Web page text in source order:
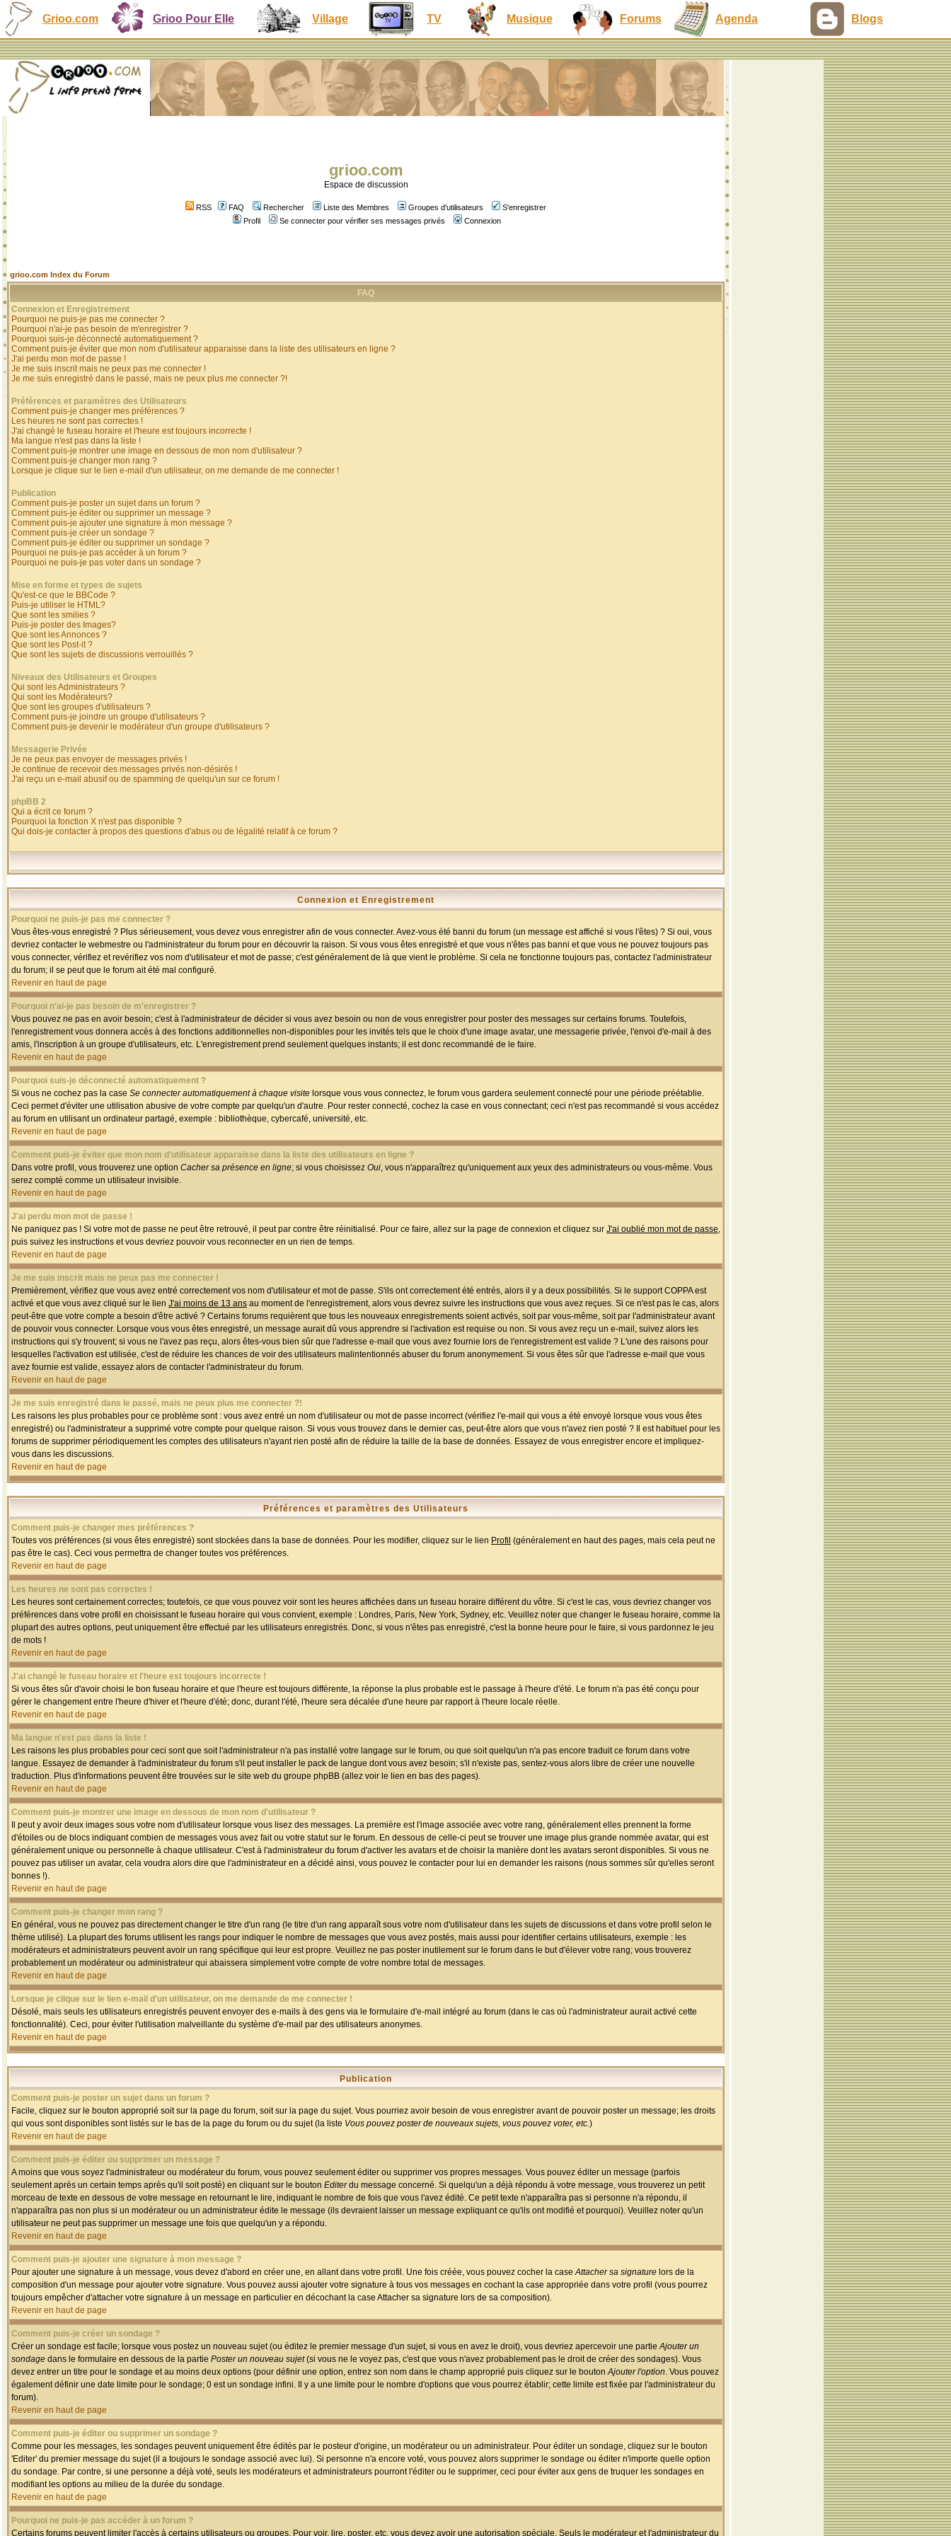
Grioo.com Grioo Pour Elle Village TV Musique Forums Agenda Blogs
grioo.com
Espace de discussion
RSS FAQ Rechercher Liste des Membres Groupes d'utilisateurs
S'enregistrer
Profil
Se connecter pour vérifier ses messages privés Connexion
grioo.com Index du Forum
FAQ
Connexion et Enregistrement
Pourquoi ne puis-je pas me connecter ?
Pourquoi n'ai-je pas besoin de m'enregistrer ?
Pourquoi suis-je déconnecté automatiquement ?
Comment puis-je éviter que mon nom d'utilisateur apparaisse dans la liste des utilisateurs en ligne ?
J'ai perdu mon mot de passe !
Je me suis inscrit mais ne peux pas me connecter !
Je me suis enregistré dans le passé, mais ne peux plus me connecter ?!
Préférences et paramètres des Utilisateurs
Comment puis-je changer mes préférences ?
Les heures ne sont pas correctes !
J'ai changé le fuseau horaire et l'heure est toujours incorrecte !
Ma langue n'est pas dans la liste !
Comment puis-je montrer une image en dessous de mon nom d'utilisateur ?
Comment puis-je changer mon rang ?
Lorsque je clique sur le lien e-mail d'un utilisateur, on me demande de me connecter !
Publication
Comment puis-je poster un sujet dans un forum ?
Comment puis-je éditer ou supprimer un message ?
Comment puis-je ajouter une signature à mon message ?
Comment puis-je créer un sondage ?
Comment puis-je éditer ou supprimer un sondage ?
Pourquoi ne puis-je pas accéder à un forum ?
Pourquoi ne puis-je pas voter dans un sondage ?
Mise en forme et types de sujets
Qu'est-ce que le BBCode ?
Puis-je utiliser le HTML?
Que sont les smilies ?
Puis-je poster des Images?
Que sont les Annonces ?
Que sont les Post-it ?
Que sont les sujets de discussions verrouillés ?
Niveaux des Utilisateurs et Groupes
Qui sont les Administrateurs ?
Qui sont les Modérateurs?
Que sont les groupes d'utilisateurs ?
Comment puis-je joindre un groupe d'utilisateurs ?
Comment puis-je devenir le modérateur d'un groupe d'utilisateurs ?
Messagerie Privée
Je ne peux pas envoyer de messages privés !
Je continue de recevoir des messages privés non-désirés !
J'ai reçu un e-mail abusif ou de spamming de quelqu'un sur ce forum !
phpBB 2
Qui a écrit ce forum ?
Pourquoi la fonction X n'est pas disponible ?
Qui dois-je contacter à propos des questions d'abus ou de légalité relatif à ce forum ?
Connexion et Enregistrement
Pourquoi ne puis-je pas me connecter ?
Vous êtes-vous enregistré ? Plus sérieusement, vous devez vous enregistrer afin de vous connecter. Avez-vous été banni du forum (un message est affiché si vous l'êtes) ? Si oui, vous
devriez contacter le webmestre ou l'administrateur du forum pour en découvrir la raison. Si vous vous êtes enregistré et que vous n'êtes pas banni et que vous ne pouvez toujours pas
vous connecter, vérifiez et revérifiez vos nom d'utilisateur et mot de passe; c'est généralement de là que vient le problème. Si cela ne fonctionne toujours pas, contactez l'administrateur
du forum; il se peut que le forum ait été mal configuré.
Revenir en haut de page
Pourquoi n'ai-je pas besoin de m'enregistrer ?
Vous pouvez ne pas en avoir besoin; c'est à l'administrateur de décider si vous avez besoin ou non de vous enregistrer pour poster des messages sur certains forums. Toutefois,
l'enregistrement vous donnera accès à des fonctions additionnelles non-disponibles pour les invités tels que le choix d'une image avatar, une messagerie privée, l'envoi d'e-mail à des
amis, l'inscription à un groupe d'utilisateurs, etc. L'enregistrement prend seulement quelques instants; il est donc recommandé de le faire.
Revenir en haut de page
Pourquoi suis-je déconnecté automatiquement ?
Si vous ne cochez pas la case Se connecter automatiquement à chaque visite lorsque vous vous connectez, le forum vous gardera seulement connecté pour une période préétablie.
Ceci permet d'éviter une utilisation abusive de votre compte par quelqu'un d'autre. Pour rester connecté, cochez la case en vous connectant; ceci n'est pas recommandé si vous accédez
au forum en utilisant un ordinateur partagé, exemple : bibliothèque, cybercafé, université, etc.
Revenir en haut de page
Comment puis-je éviter que mon nom d'utilisateur apparaisse dans la liste des utilisateurs en ligne ?
Dans votre profil, vous trouverez une option Cacher sa présence en ligne; si vous choisissez Oui, vous n'apparaîtrez qu'uniquement aux yeux des administrateurs ou vous-même. Vous
serez compté comme un utilisateur invisible.
Revenir en haut de page
J'ai perdu mon mot de passe !
Ne paniquez pas ! Si votre mot de passe ne peut être retrouvé, il peut par contre être réinitialisé. Pour ce faire, allez sur la page de connexion et cliquez sur J'ai oublié mon mot de passe,
puis suivez les instructions et vous devriez pouvoir vous reconnecter en un rien de temps.
Revenir en haut de page
Je me suis inscrit mais ne peux pas me connecter !
Premièrement, vérifiez que vous avez entré correctement vos nom d'utilisateur et mot de passe. S'ils ont correctement été entrés, alors il y a deux possibilités. Si le support COPPA est
activé et que vous avez cliqué sur le lien J'ai moins de 13 ans au moment de l'enregistrement, alors vous devrez suivre les instructions que vous avez reçues. Si ce n'est pas le cas, alors
peut-être que votre compte a besoin d'être activé ? Certains forums requièrent que tous les nouveaux enregistrements soient activés, soit par vous-même, soit par l'administrateur avant
de pouvoir vous connecter. Lorsque vous vous êtes enregistré, un message aurait dû vous apprendre si l'activation est requise ou non. Si vous avez reçu un e-mail, suivez alors les
instructions qui s'y trouvent; si vous ne l'avez pas reçu, alors êtes-vous bien sûr que l'adresse e-mail que vous avez fournie lors de l'enregistrement est valide ? L'une des raisons pour
lesquelles l'activation est utilisée, c'est de réduire les chances de voir des utilisateurs malintentionnés abuser du forum anonymement. Si vous êtes sûr que l'adresse e-mail que vous
avez fournie est valide, essayez alors de contacter l'administrateur du forum.
Revenir en haut de page
Je me suis enregistré dans le passé, mais ne peux plus me connecter ?!
Les raisons les plus probables pour ce problème sont : vous avez entré un nom d'utilisateur ou mot de passe incorrect (vérifiez l'e-mail qui vous a été envoyé lorsque vous vous êtes
enregistré) ou l'administrateur a supprimé votre compte pour quelque raison. Si vous vous trouvez dans le dernier cas, peut-être alors que vous n'avez rien posté ? Il est habituel pour les
forums de supprimer périodiquement les comptes des utilisateurs n'ayant rien posté afin de réduire la taille de la base de données. Essayez de vous enregistrer encore et impliquez-
vous dans les discussions.
Revenir en haut de page
Préférences et paramètres des Utilisateurs
Comment puis-je changer mes préférences ?
Toutes vos préférences (si vous êtes enregistré) sont stockées dans la base de données. Pour les modifier, cliquez sur le lien Profil (généralement en haut des pages, mais cela peut ne
pas être le cas). Ceci vous permettra de changer toutes vos préférences.
Revenir en haut de page
Les heures ne sont pas correctes !
Les heures sont certainement correctes; toutefois, ce que vous pouvez voir sont les heures affichées dans un fuseau horaire différent du vôtre. Si c'est le cas, vous devriez changer vos
préférences dans votre profil en choisissant le fuseau horaire qui vous convient, exemple : Londres, Paris, New York, Sydney, etc. Veuillez noter que changer le fuseau horaire, comme la
plupart des autres options, peut uniquement être effectué par les utilisateurs enregistrés. Donc, si vous n'êtes pas enregistré, c'est la bonne heure pour le faire, si vous pardonnez le jeu
de mots !
Revenir en haut de page
J'ai changé le fuseau horaire et l'heure est toujours incorrecte !
Si vous êtes sûr d'avoir choisi le bon fuseau horaire et que l'heure est toujours différente, la réponse la plus probable est le passage à l'heure d'été. Le forum n'a pas été conçu pour
gérer le changement entre l'heure d'hiver et l'heure d'été; donc, durant l'été, l'heure sera décalée d'une heure par rapport à l'heure locale réelle.
Revenir en haut de page
Ma langue n'est pas dans la liste !
Les raisons les plus probables pour ceci sont que soit l'administrateur n'a pas installé votre langage sur le forum, ou que soit quelqu'un n'a pas encore traduit ce forum dans votre
langue. Essayez de demander à l'administrateur du forum s'il peut installer le pack de langue dont vous avez besoin; s'il n'existe pas, sentez-vous alors libre de créer une nouvelle
traduction. Plus d'informations peuvent être trouvées sur le site web du groupe phpBB (allez voir le lien en bas des pages).
Revenir en haut de page
Comment puis-je montrer une image en dessous de mon nom d'utilisateur ?
Il peut y avoir deux images sous votre nom d'utilisateur lorsque vous lisez des messages. La première est l'image associée avec votre rang, généralement elles prennent la forme
d'étoiles ou de blocs indiquant combien de messages vous avez fait ou votre statut sur le forum. En dessous de celle-ci peut se trouver une image plus grande nommée avatar, qui est
généralement unique ou personnelle à chaque utilisateur. C'est à l'administrateur du forum d'activer les avatars et de choisir la manière dont les avatars seront disponibles. Si vous ne
pouvez pas utiliser un avatar, cela voudra alors dire que l'administrateur en a décidé ainsi, vous pouvez le contacter pour lui en demander les raisons (nous sommes sûr qu'elles seront
bonnes !).
Revenir en haut de page
Comment puis-je changer mon rang ?
En général, vous ne pouvez pas directement changer le titre d'un rang (le titre d'un rang apparaît sous votre nom d'utilisateur dans les sujets de discussions et dans votre profil selon le
thème utilisé). La plupart des forums utilisent les rangs pour indiquer le nombre de messages que vous avez postés, mais aussi pour identifier certains utilisateurs, exemple : les
modérateurs et administrateurs peuvent avoir un rang spécifique qui leur est propre. Veuillez ne pas poster inutilement sur le forum dans le but d'élever votre rang; vous trouverez
probablement un modérateur ou administrateur qui abaissera simplement votre compte de votre nombre total de messages.
Revenir en haut de page
Lorsque je clique sur le lien e-mail d'un utilisateur, on me demande de me connecter !
Désolé, mais seuls les utilisateurs enregistrés peuvent envoyer des e-mails à des gens via le formulaire d'e-mail intégré au forum (dans le cas où l'administrateur aurait activé cette
fonctionnalité). Ceci, pour éviter l'utilisation malveillante du système d'e-mail par des utilisateurs anonymes.
Revenir en haut de page
Publication
Comment puis-je poster un sujet dans un forum ?
Facile, cliquez sur le bouton approprié soit sur la page du forum, soit sur la page du sujet. Vous pourriez avoir besoin de vous enregistrer avant de pouvoir poster un message; les droits
qui vous sont disponibles sont listés sur le bas de la page du forum ou du sujet (la liste Vous pouvez poster de nouveaux sujets, vous pouvez voter, etc.)
Revenir en haut de page
Comment puis-je éditer ou supprimer un message ?
A moins que vous soyez l'administrateur ou modérateur du forum, vous pouvez seulement éditer ou supprimer vos propres messages. Vous pouvez éditer un message (parfois
seulement après un certain temps après qu'il soit posté) en cliquant sur le bouton Editerdu message concerné. Si quelqu'un a déjà répondu à votre message, vous trouverez un petit
morceau de texte en dessous de votre message en retournant le lire, indiquant le nombre de fois que vous l'avez édité. Ce petit texte n'apparaîtra pas si personne n'a répondu, il
n'apparaîtra pas non plus si un modérateur ou un administrateur édite le message (ils devraient laisser un message expliquant ce qu'ils ont modifié et pourquoi). Veuillez noter qu'un
utilisateur ne peut pas supprimer un message une fois que quelqu'un y a répondu.
Revenir en haut de page
Comment puis-je ajouter une signature à mon message ?
Pour ajouter une signature à un message, vous devez d'abord en créer une, en allant dans votre profil. Une fois créée, vous pouvez cocher la caseAttacher sa signature lors de la
composition d'un message pour ajouter votre signature. Vous pouvez aussi ajouter votre signature à tous vos messages en cochant la case appropriée dans votre profil (vous pourrez
toujours empêcher d'attacher votre signature à un message en particulier en décochant la case Attacher sa signature lors de sa composition).
Revenir en haut de page
Comment puis-je créer un sondage ?
Créer un sondage est facile; lorsque vous postez un nouveau sujet (ou éditez le premier message d'un sujet, si vous en avez le droit), vous devriez apercevoir une partieAjouter un
sondage dans le formulaire en dessous de la partie Poster un nouveau sujet(si vous ne le voyez pas, c'est que vous n'avez probablement pas le droit de créer des sondages). Vous
devez entrer un titre pour le sondage et au moins deux options (pour définir une option, entrez son nom dans le champ approprié puis cliquez sur le boutonAjouter l'option. Vous pouvez
également définir une date limite pour le sondage; 0 est un sondage infini. Il y a une limite pour le nombre d'options que vous pourrez établir; cette limite est fixée par l'administrateur du
forum).
Revenir en haut de page
Comment puis-je éditer ou supprimer un sondage ?
Comme pour les messages, les sondages peuvent uniquement être édités par le posteur d'origine, un modérateur ou un administrateur. Pour éditer un sondage, cliquez sur le bouton
'Editer' du premier message du sujet (il a toujours le sondage associé avec lui). Si personne n'a encore voté, vous pouvez alors supprimer le sondage ou éditer n'importe quelle option
du sondage. Par contre, si une personne a déjà voté, seuls les modérateurs et administrateurs pourront l'éditer ou le supprimer, ceci pour éviter aux gens de truquer les sondages en
modifiant les options au milieu de la durée du sondage.
Revenir en haut de page
Pourquoi ne puis-je pas accéder à un forum ?
Certains forums peuvent limiter l'accès à certains utilisateurs ou groupes. Pour voir, lire, poster, etc. vous devez avoir une autorisation spéciale. Seuls le modérateur et l'administrateur du